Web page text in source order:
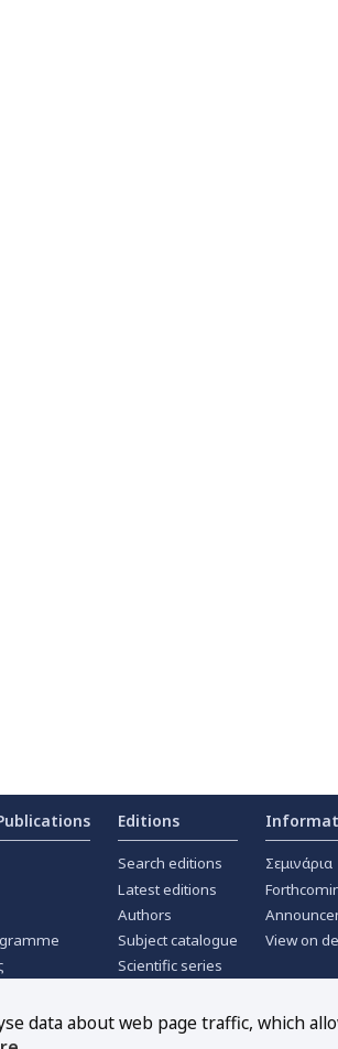
Editions
Search editions
Latest editions
Authors
Subject catalogue
Scientific series
Offers
Σεμινάρια
View on
data about web page traffic, which